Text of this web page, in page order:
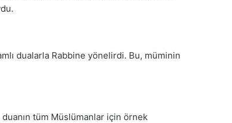
dualarla Rabbine yönelirdi. Bu, müminin
tüm Müslümanlar için örnek